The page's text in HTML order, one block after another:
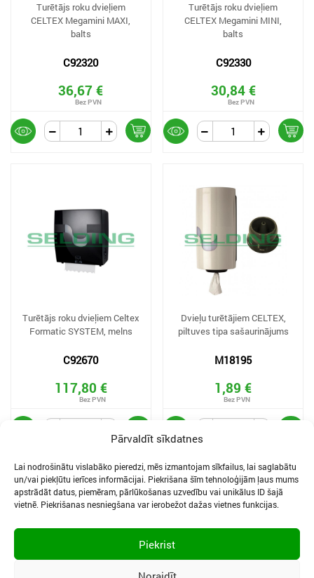
Pārvaldīt sīkdatnes
Lai nodrošinātu vislabāko pieredzi, mēs izmantojam sīkfailus, lai saglabātu
un/vai piekļūtu ierīces informācijai. Piekrišana šīm tehnoloģijām ļaus mums
apstrādāt datus, piemēram, pārlūkošanas uzvedību vai unikālus ID šajā
vietnē. Piekrišanas nesniegšana var ierobežot dažas vietnes funkcijas.
Piekrist
Turētājs roku dvieļiem
CELTEX Megamini MAXI,
balts
C92320
36,67 €
Turētājs roku dvieļiem
CELTEX Megamini MINI,
balts
C92330
30,84 €
Turētājs roku dvieļiem Celtex
Formatic SYSTEM, melns
C92670
117,80 €
Dvieļu turētājiem CELTEX,
piltuves tipa sašaurinājums
M18195
1,89 €
LIETOŠANAS NOTEIKUMI